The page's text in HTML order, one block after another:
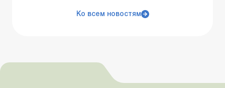
Ко всем новостям